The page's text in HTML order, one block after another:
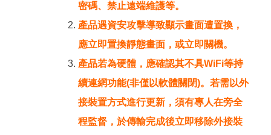
密碼、禁止遠端維護等。
產品遇資安攻擊導致顯示畫面遭置換，
應立即置換靜態畫面，或立即關機。
產品若為硬體，應確認其不具WiFi等持
續連網功能(非僅以軟體關閉)。若需以外
接裝置方式進行更新，須有專人在旁全
程監督，於傳輸完成後立即移除外接裝